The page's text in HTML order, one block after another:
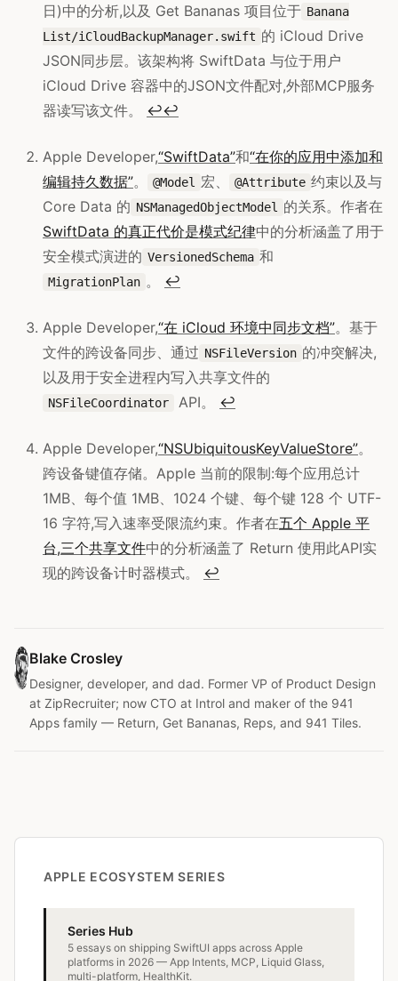
日)中的分析,以及 Get Bananas 项目位于 Banana
List/iCloudBackupManager.swift 的 iCloud Drive
JSON同步层。该架构将 SwiftData 与位于用户
iCloud Drive 容器中的JSON文件配对,外部MCP服务
器读写该文件。 ↩↩
Apple Developer,“SwiftData”和“在你的应用中添加和
编辑持久数据”。 @Model 宏、 @Attribute 约束以及与
Core Data 的 NSManagedObjectModel
的关系。作者在
SwiftData 的真正代价是模式纪律中的分析涵盖了用于
安全模式演进的 VersionedSchema 和
MigrationPlan 。 ↩
Apple Developer,“在 iCloud 环境中同步文档”。基于
文件的跨设备同步、通过 NSFileVersion 的冲突解决,
以及用于安全进程内写入共享文件的
NSFileCoordinator API。 ↩
Apple Developer,“NSUbiquitousKeyValueStore”。
跨设备键值存储。Apple 当前的限制:每个应用总计
1MB、每个值 1MB、1024 个键、每个键 128 个 UTF-
16 字符,写入速率受限流约束。作者在五个 Apple 平
台,三个共享文件中的分析涵盖了 Return 使用此API实
现的跨设备计时器模式。 ↩
Blake Crosley
Designer, developer, and dad. Former VP of Product Design
at ZipRecruiter; now CTO at Introl and maker of the 941
Apps family — Return, Get Bananas, Reps, and 941 Tiles.
APPLE ECOSYSTEM SERIES
Series Hub
5 essays on shipping SwiftUI apps across Apple
platforms in 2026 — App Intents, MCP, Liquid Glass,
multi-platform, HealthKit.